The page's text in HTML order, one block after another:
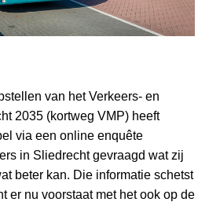
van het Verkeers- en
2035 (kortweg VMP) heeft
via een online enquête
in Sliedrecht gevraagd wat zij
beter kan. Die informatie schetst
er nu voorstaat met het ook op de